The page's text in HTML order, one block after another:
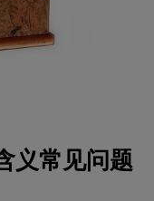
义常见问题